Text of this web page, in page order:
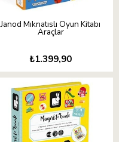
Janod Mıknatıslı Oyun Kitabı
Araçlar
₺1.399,90